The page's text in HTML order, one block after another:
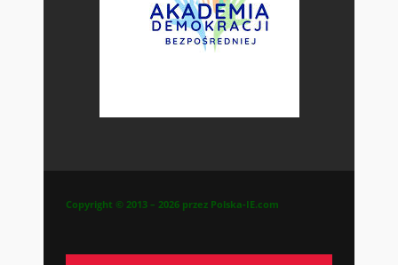
Copyright © 2013 – 2026 przez Polska-IE.com